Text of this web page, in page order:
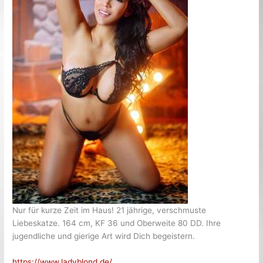
Nur für kurze Zeit im Haus! 21 jährige, verschmuste
Liebeskatze. 164 cm, KF 36 und Oberweite 80 DD. Ihre
jugendliche und gierige Art wird Dich begeistern.